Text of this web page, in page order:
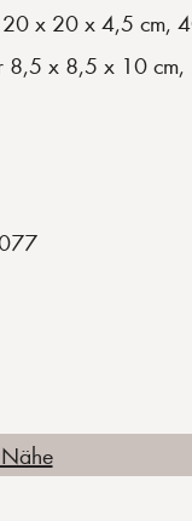
20 x 20 x 4,5 cm,
8,5 x 8,5 x 10